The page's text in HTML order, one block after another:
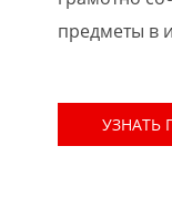
предметы в
УЗНАТЬ